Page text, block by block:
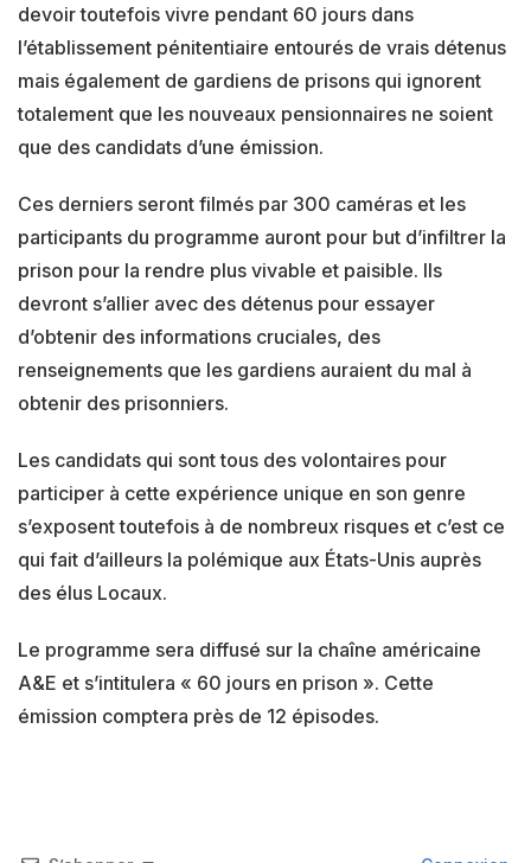
devoir toutefois vivre pendant 60 jours dans
l’établissement pénitentiaire entourés de vrais détenus
mais également de gardiens de prisons qui ignorent
totalement que les nouveaux pensionnaires ne soient
que des candidats d’une émission.
Ces derniers seront filmés par 300 caméras et les
participants du programme auront pour but d’infiltrer la
prison pour la rendre plus vivable et paisible. Ils
devront s’allier avec des détenus pour essayer
d’obtenir des informations cruciales, des
renseignements que les gardiens auraient du mal à
obtenir des prisonniers.
Les candidats qui sont tous des volontaires pour
participer à cette expérience unique en son genre
s’exposent toutefois à de nombreux risques et c’est ce
qui fait d’ailleurs la polémique aux États-Unis auprès
des élus Locaux.
Le programme sera diffusé sur la chaîne américaine
A&E et s’intitulera « 60 jours en prison ». Cette
émission comptera près de 12 épisodes.